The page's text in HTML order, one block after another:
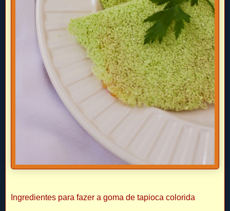
Ingredientes para fazer a goma de tapioca colorida